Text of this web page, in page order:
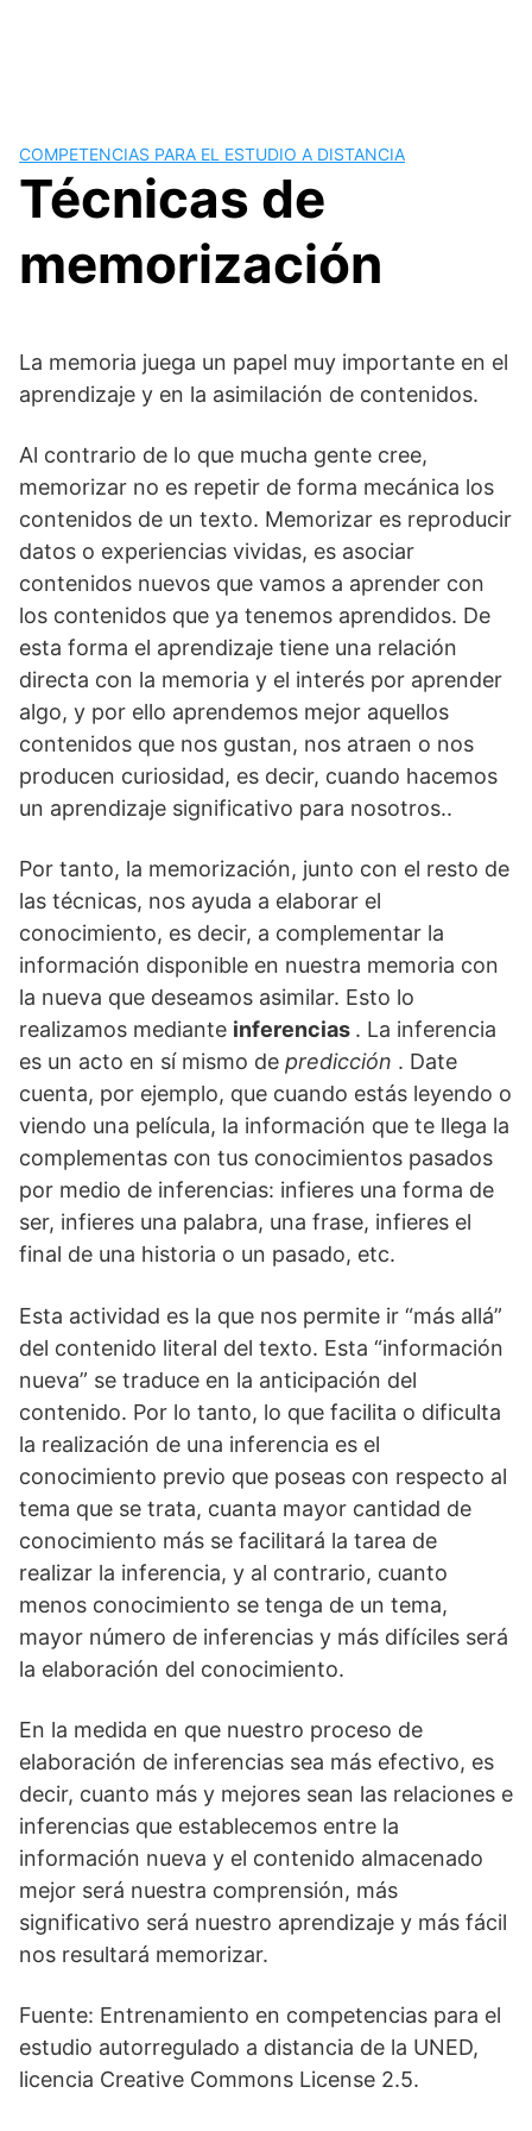
COMPETENCIAS PARA EL ESTUDIO A DISTANCIA
Técnicas de
memorización
La memoria juega un papel muy importante en el
aprendizaje y en la asimilación de contenidos.
Al contrario de lo que mucha gente cree,
memorizar no es repetir de forma mecánica los
contenidos de un texto. Memorizar es reproducir
datos o experiencias vividas, es asociar
contenidos nuevos que vamos a aprender con
los contenidos que ya tenemos aprendidos. De
esta forma el aprendizaje tiene una relación
directa con la memoria y el interés por aprender
algo, y por ello aprendemos mejor aquellos
contenidos que nos gustan, nos atraen o nos
producen curiosidad, es decir, cuando hacemos
un aprendizaje significativo para nosotros..
Por tanto, la memorización, junto con el resto de
las técnicas, nos ayuda a elaborar el
conocimiento, es decir, a complementar la
información disponible en nuestra memoria con
la nueva que deseamos asimilar. Esto lo
realizamos mediante inferencias . La inferencia
es un acto en sí mismo de predicción . Date
cuenta, por ejemplo, que cuando estás leyendo o
viendo una película, la información que te llega la
complementas con tus conocimientos pasados
por medio de inferencias: infieres una forma de
ser, infieres una palabra, una frase, infieres el
final de una historia o un pasado, etc.
Esta actividad es la que nos permite ir “más allá”
del contenido literal del texto. Esta “información
nueva” se traduce en la anticipación del
contenido. Por lo tanto, lo que facilita o dificulta
la realización de una inferencia es el
conocimiento previo que poseas con respecto al
tema que se trata, cuanta mayor cantidad de
conocimiento más se facilitará la tarea de
realizar la inferencia, y al contrario, cuanto
menos conocimiento se tenga de un tema,
mayor número de inferencias y más difíciles será
la elaboración del conocimiento.
En la medida en que nuestro proceso de
elaboración de inferencias sea más efectivo, es
decir, cuanto más y mejores sean las relaciones e
inferencias que establecemos entre la
información nueva y el contenido almacenado
mejor será nuestra comprensión, más
significativo será nuestro aprendizaje y más fácil
nos resultará memorizar.
Fuente: Entrenamiento en competencias para el
estudio autorregulado a distancia de la UNED,
licencia Creative Commons License 2.5.